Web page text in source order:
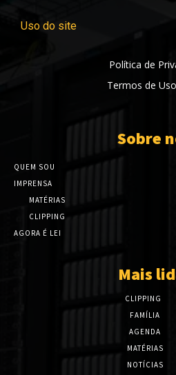
Uso do site
Política de
Termos de
Sobre
QUEM SOU
IMPRENSA
MATÉRIAS
CLIPPING
AGORA É LEI
Mais
CLIPPING
FAMÍLIA
AGENDA
MATÉRIAS
NOTÍCIAS